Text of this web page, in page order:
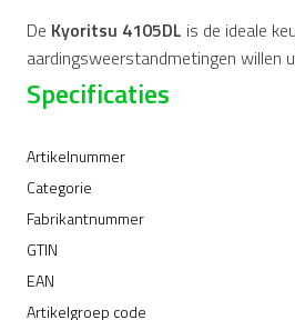
De Kyoritsu 4105DL is de ideale
aardingsweerstandmetingen willen
Specificaties
Artikelnummer
Categorie
Fabrikantnummer
GTIN
EAN
Artikelgroep code